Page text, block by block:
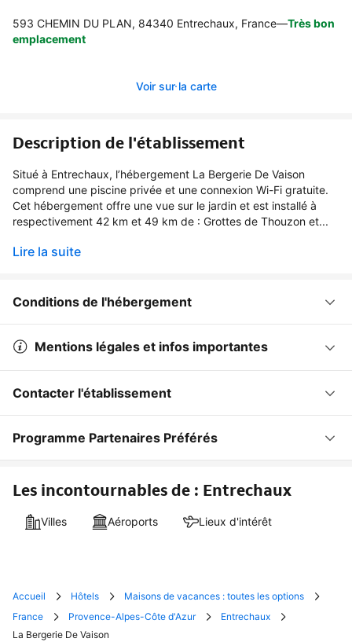
593 CHEMIN DU PLAN, 84340 Entrechaux, France—Très bon
emplacement
Voir sur la carte
Description de l'établissement
Situé à Entrechaux, l’hébergement La Bergerie De Vaison
comprend une piscine privée et une connexion Wi-Fi gratuite.
Cet hébergement offre une vue sur le jardin et est installé à
respectivement 42 km et 49 km de : Grottes de Thouzon et...
Lire la suite
Conditions de l'hébergement
Mentions légales et infos importantes
Contacter l'établissement
Programme Partenaires Préférés
Les incontournables de : Entrechaux
Villes Aéroports Lieux d'intérêt
Accueil Hôtels
Maisons de vacances : toutes les options
France
Provence-Alpes-Côte d'Azur
Entrechaux
La Bergerie De Vaison